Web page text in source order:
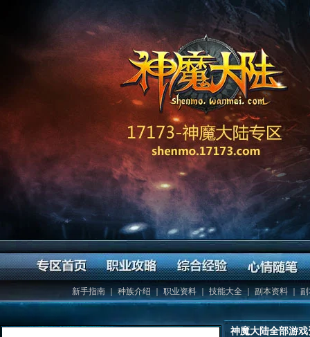
新手指南 种族介绍 ｜ 职业资料 ｜技能大全｜ 副本资料 ｜
神魔大陆全部游戏